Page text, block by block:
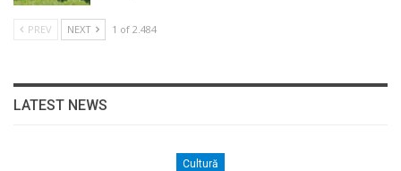
PREV NEXT 1 of 2.484
LATEST NEWS
Cultură